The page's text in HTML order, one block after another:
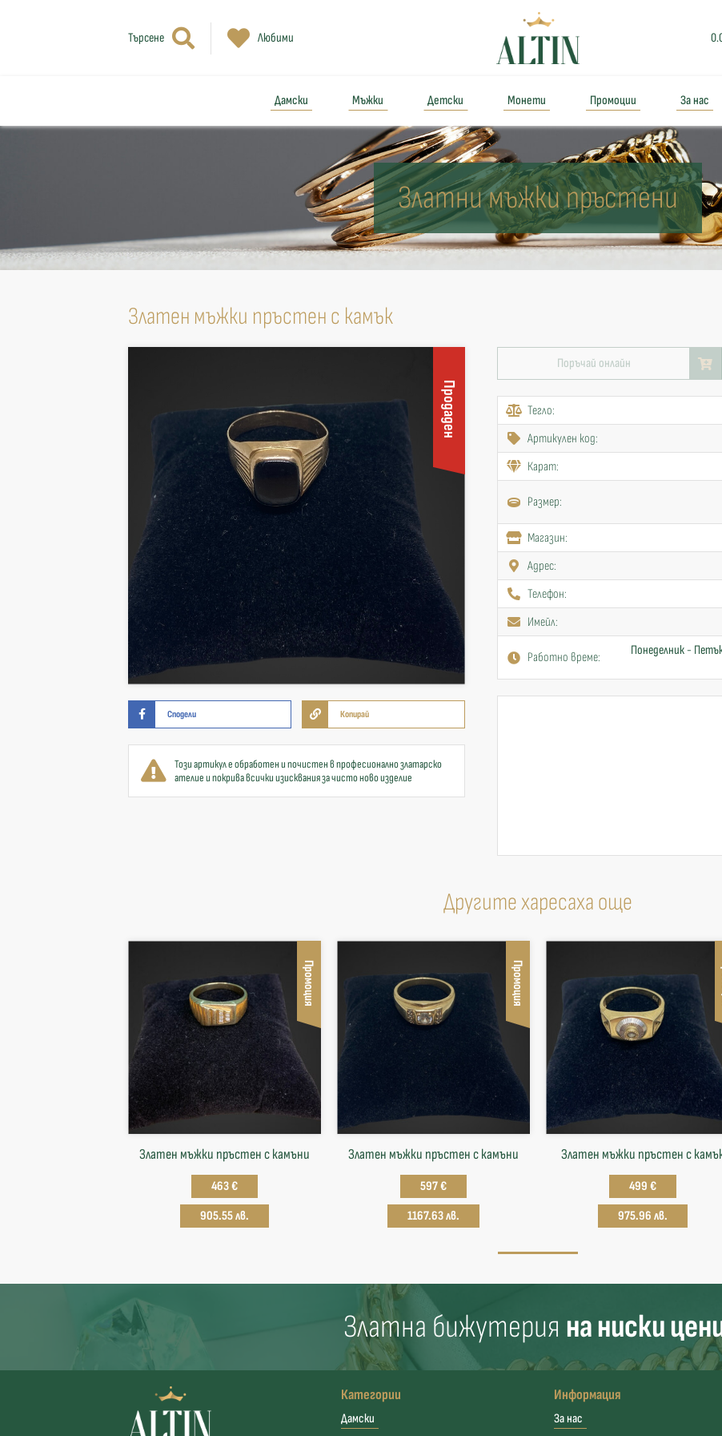
Търсене Любими
Дамски Мъжки Детски Монети Промоции За нас
Златни мъжки пръстени
Златен мъжки пръстен с камък
Продаден
Сподели Копирай
Този артикул е обработен и почистен в професионално златарско
ателие и покрива всички изисквания за чисто ново изделие
Поръчай онлайн
Тегло:
Артикулен код:
Карат:
Размер:
Mагазин:
Адрес:
Телефон:
Имейл:
Работно време:
Понеделник -
Другите харесаха още
Промоция
Златен мъжки пръстен с камъни
463 €
905.55 лв.
Промоция
Златен мъжки пръстен с камъни
597 €
1167.63 лв.
Златен мъжки пръстен с
499 €
975.96 лв.
Златна бижутерия на ниски
Категории
Дамски
Информация
За нас